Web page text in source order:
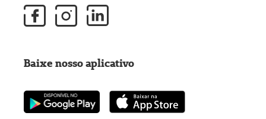
Baixe nosso aplicativo